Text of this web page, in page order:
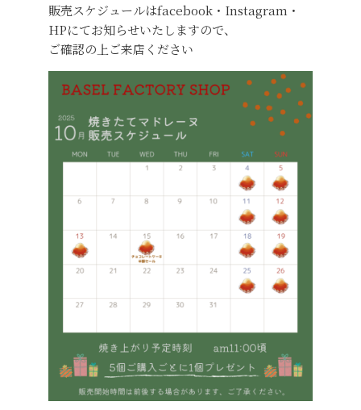
販売スケジュールはfacebook・Instagram・
HPにてお知らせいたしますので、
ご確認の上ご来店ください